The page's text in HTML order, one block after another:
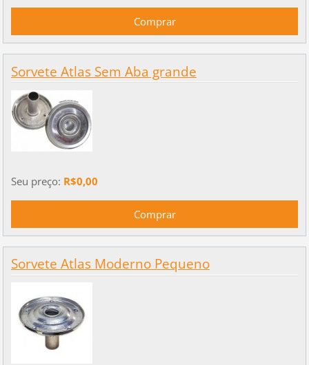
Sorvete Atlas Sem Aba grande
Seu preço: R$0,00
Sorvete Atlas Moderno Pequeno